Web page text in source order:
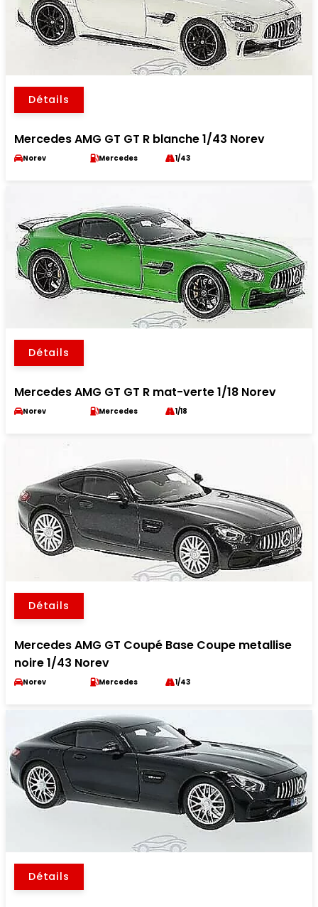
Détails
Mercedes AMG GT GT R blanche 1/43 Norev
Norev Mercedes 1/43
Détails
Mercedes AMG GT GT R mat-verte 1/18 Norev
Norev Mercedes 1/18
Détails
Mercedes AMG GT Coupé Base Coupe metallise
noire 1/43 Norev
Norev Mercedes 1/43
Détails